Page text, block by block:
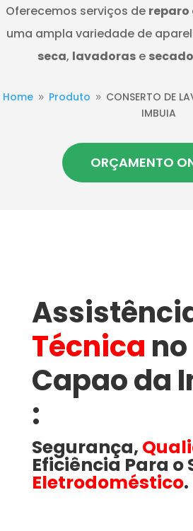
Oferecemos serviços de reparo
uma ampla variedade de
seca, lavadoras e
Home 9 Produto 9 CONSERTO DE
IMBUIA
ORÇAMENTO
Técnica no
Capao da
:
Segurança,
Eficiência Para o
Eletrodoméstico.